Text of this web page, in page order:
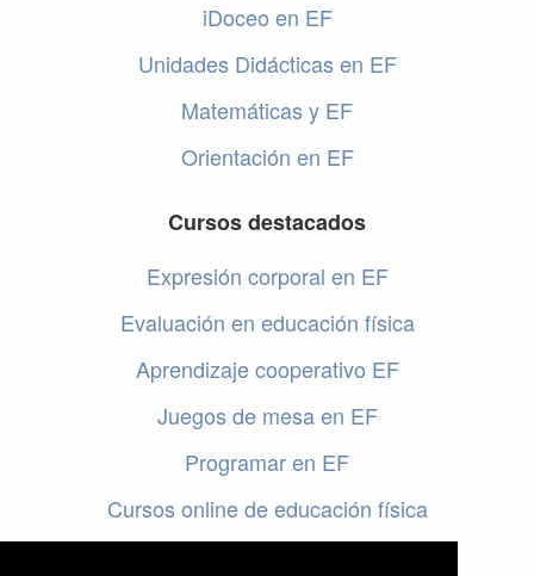
iDoceo en EF
Unidades Didácticas en EF
Matemáticas y EF
Orientación en EF
Cursos destacados
Expresión corporal en EF
Evaluación en educación física
Aprendizaje cooperativo EF
Juegos de mesa en EF
Programar en EF
Cursos online de educación física